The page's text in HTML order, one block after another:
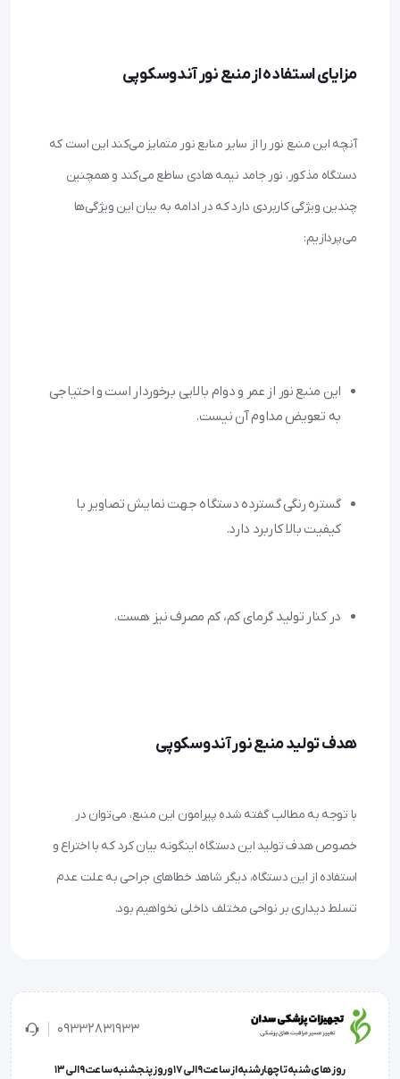
مزایای استفاده از منبع نور آندوسکوپی
به تعویض مداوم آن نیست.
کیفیت بالا کاربرد دارد.
در کنار تولید گرمای کم، کم مصرف نیز هست.
هدف تولید منبع نور آندوسکوپی
09332831933
روز های شنبه تا چهارشنبه از ساعت 9 الی 17 و روز پنجشنبه ساعت 9 الی 13